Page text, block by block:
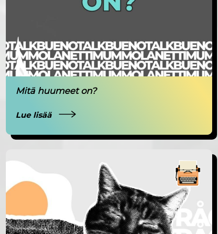
Mitä huumeet on?
Lue lisää